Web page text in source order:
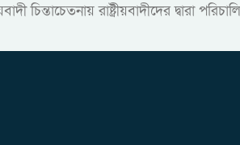
রাষ্ট্রীয়বাদীদের দ্বারা